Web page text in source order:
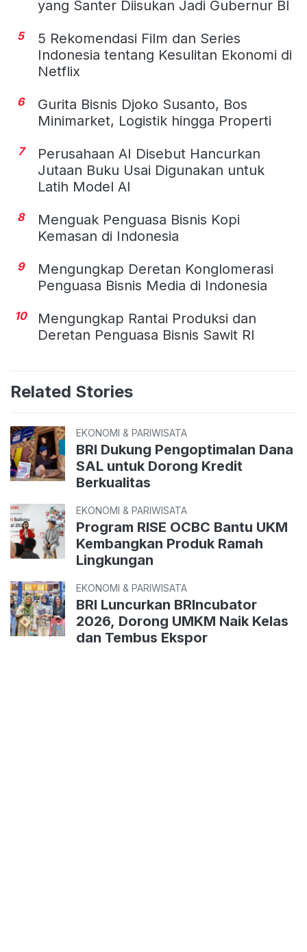
yang Santer Diisukan Jadi Gubernur BI
5
5 Rekomendasi Film dan Series
Indonesia tentang Kesulitan Ekonomi di
Netflix
6
Gurita Bisnis Djoko Susanto, Bos
Minimarket, Logistik hingga Properti
7
Perusahaan AI Disebut Hancurkan
Jutaan Buku Usai Digunakan untuk
Latih Model AI
8
Menguak Penguasa Bisnis Kopi
Kemasan di Indonesia
9
Mengungkap Deretan Konglomerasi
Penguasa Bisnis Media di Indonesia
10
Mengungkap Rantai Produksi dan
Deretan Penguasa Bisnis Sawit RI
Related Stories
EKONOMI & PARIWISATA
BRI Dukung Pengoptimalan Dana
SAL untuk Dorong Kredit
Berkualitas
EKONOMI & PARIWISATA
Program RISE OCBC Bantu UKM
Kembangkan Produk Ramah
Lingkungan
EKONOMI & PARIWISATA
BRI Luncurkan BRIncubator
2026, Dorong UMKM Naik Kelas
dan Tembus Ekspor